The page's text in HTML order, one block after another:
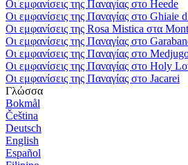
Οι εμφανίσεις της Παναγίας στο Heede
Οι εμφανίσεις της Παναγίας στο Ghiaie
Οι εμφανίσεις της Rosa Mistica στα
Οι εμφανίσεις της Παναγίας στο
Οι εμφανίσεις της Παναγίας στο
Οι εμφανίσεις της Παναγίας στο Holy
Οι εμφανίσεις της Παναγίας στο Jacarei
Γλώσσα
Bokmål
Čeština
Deutsch
English
Español